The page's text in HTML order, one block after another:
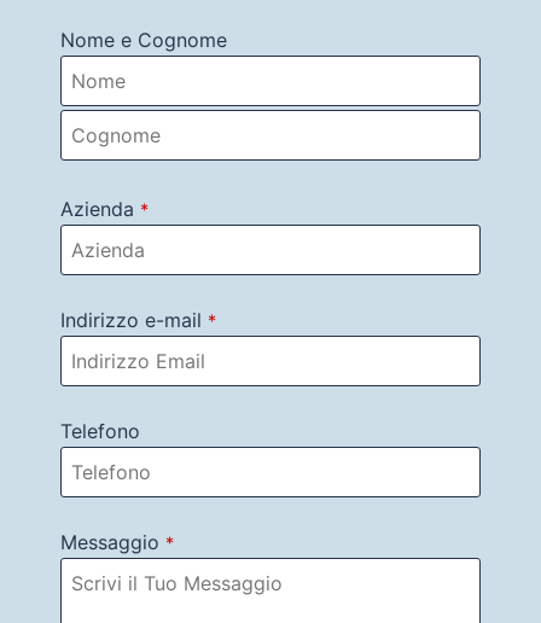
Nome e Cognome
Azienda *
Indirizzo e-mail *
Telefono
Messaggio *